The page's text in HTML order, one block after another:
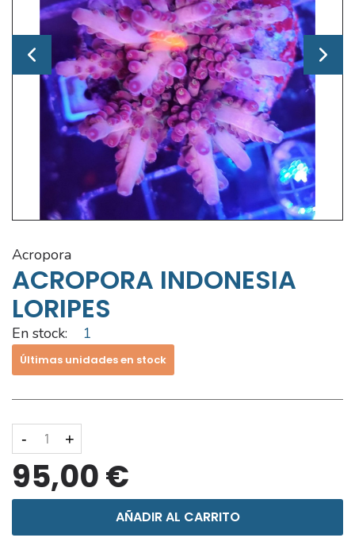
acropora
ACROPORA INDONESIA
LORIPES
En stock: 1
Últimas unidades en stock
- +
95,00 €
AÑADIR AL CARRITO